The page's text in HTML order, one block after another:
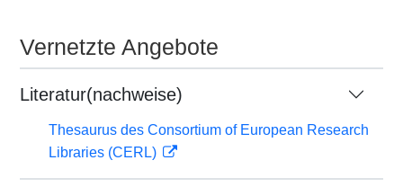
Vernetzte Angebote
Literatur(nachweise)
Thesaurus des Consortium of European Research
Libraries (CERL)